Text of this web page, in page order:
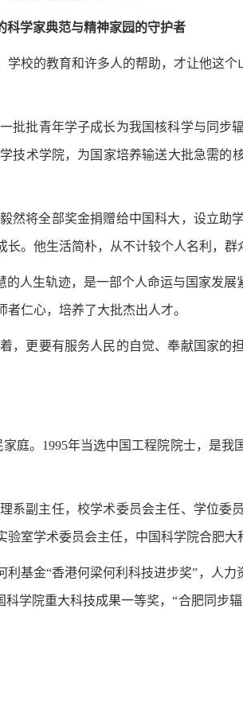
科学家典范与精神家园的守护者
校的教育和许多人的帮助，才让他这
批批青年学子成长为我国核科学与同步
技术学院，为国家培养输送大批急需的
然将全部奖金捐赠给中国科大，设立
。他生活简朴，从不计较个人名利，
人生轨迹，是一部个人命运与国家发
仁心，培养了大批杰出人才。
，更要有服务人民的自觉、奉献国家的
庭。1995年当选中国工程院院士，是
系副主任，校学术委员会主任、学位
室学术委员会主任，中国科学院合肥大
基金“香港何梁何利科技进步奖”，人
学院重大科技成果一等奖，“合肥同步